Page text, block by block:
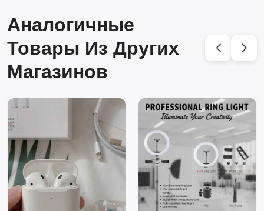
Аналогичные
Товары Из Других
Магазинов